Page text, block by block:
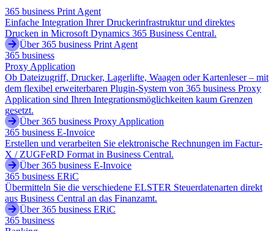
365 business Print Agent
Einfache Integration Ihrer Druckerinfrastruktur und direktes
Drucken in Microsoft Dynamics 365 Business Central.
Über 365 business Print Agent
365 business
Proxy Application
Ob Dateizugriff, Drucker, Lagerlifte, Waagen oder Kartenleser – mit
dem flexibel erweiterbaren Plugin-System von 365 business Proxy
Application sind Ihren Integrationsmöglichkeiten kaum Grenzen
gesetzt.
Über 365 business Proxy Application
365 business E-Invoice
Erstellen und verarbeiten Sie elektronische Rechnungen im Factur-
X / ZUGFeRD Format in Business Central.
Über 365 business E-Invoice
365 business ERiC
Übermitteln Sie die verschiedene ELSTER Steuerdatenarten direkt
aus Business Central an das Finanzamt.
Über 365 business ERiC
365 business